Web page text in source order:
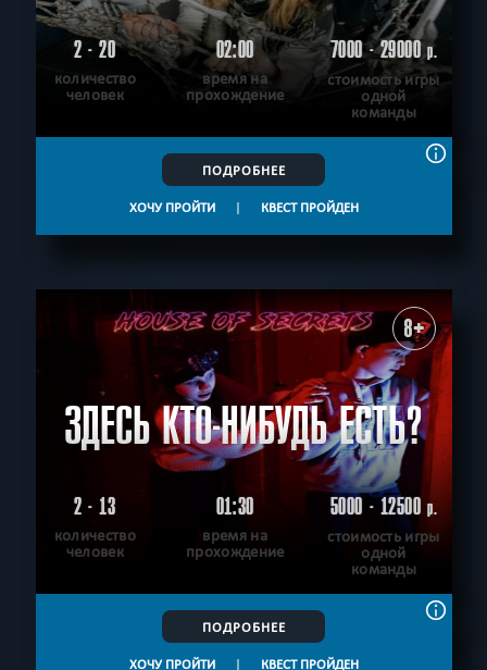
2 - 20
количество
человек
02:00
время на
прохождение
7000 - 29000р.
стоимость игры
одной
команды
ПОДРОБНЕЕ
ХОЧУ ПРОЙТИ | КВЕСТ ПРОЙДЕН
8+
ЗДЕСЬ КТО-НИБУДЬ ЕСТЬ?
2 - 13
количество
человек
01:30
время на
прохождение
5000 - 12500р.
стоимость игры
одной
команды
ПОДРОБНЕЕ
ХОЧУ ПРОЙТИ | КВЕСТ ПРОЙДЕН